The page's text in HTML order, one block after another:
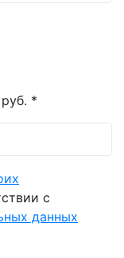
*
с
данных